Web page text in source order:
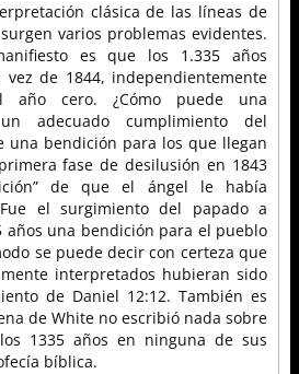
clásica de las líneas de
varios problemas evidentes.
es que los 1.335 años
de 1844, independientemente
cero. ¿Cómo puede una
adecuado cumplimiento del
una bendición para los que llegan
fase de desilusión en 1843
de que el ángel le había
el surgimiento del papado a
años una bendición para el pueblo
se puede decir con certeza que
interpretados hubieran sido
de Daniel 12:12. También es
de White no escribió nada sobre
1335 años en ninguna de sus
bíblica.